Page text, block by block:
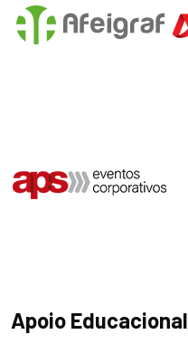
Apoio Educacional